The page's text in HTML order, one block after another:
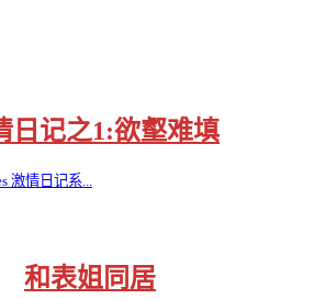
日记之1:欲壑难填
激情日记系...
和表姐同居